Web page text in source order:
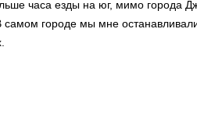
часа езды на юг, мимо города
городе мы мне